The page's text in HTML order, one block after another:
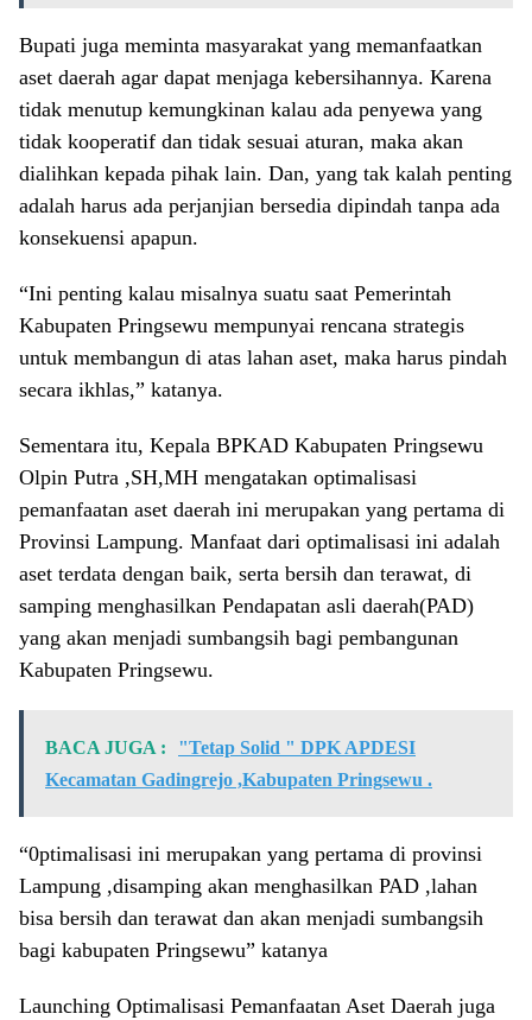
Bupati juga meminta masyarakat yang memanfaatkan
aset daerah agar dapat menjaga kebersihannya. Karena
tidak menutup kemungkinan kalau ada penyewa yang
tidak kooperatif dan tidak sesuai aturan, maka akan
dialihkan kepada pihak lain. Dan, yang tak kalah penting
adalah harus ada perjanjian bersedia dipindah tanpa ada
konsekuensi apapun.
“Ini penting kalau misalnya suatu saat Pemerintah
Kabupaten Pringsewu mempunyai rencana strategis
untuk membangun di atas lahan aset, maka harus pindah
secara ikhlas,” katanya.
Sementara itu, Kepala BPKAD Kabupaten Pringsewu
Olpin Putra ,SH,MH mengatakan optimalisasi
pemanfaatan aset daerah ini merupakan yang pertama di
Provinsi Lampung. Manfaat dari optimalisasi ini adalah
aset terdata dengan baik, serta bersih dan terawat, di
samping menghasilkan Pendapatan asli daerah(PAD)
yang akan menjadi sumbangsih bagi pembangunan
Kabupaten Pringsewu.
BACA JUGA :
"Tetap Solid " DPK APDESI
Kecamatan Gadingrejo ,Kabupaten Pringsewu .
“0ptimalisasi ini merupakan yang pertama di provinsi
Lampung ,disamping akan menghasilkan PAD ,lahan
bisa bersih dan terawat dan akan menjadi sumbangsih
bagi kabupaten Pringsewu” katanya
Launching Optimalisasi Pemanfaatan Aset Daerah juga